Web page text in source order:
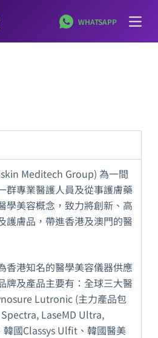
WHATSAPP
Meditech Group) 為一間
群專業醫護人員及從事護膚藥
學美容概念，致力將創新、高
護膚品，帶進香港及澳門的醫
香港知名的醫學美容儀器供應
牌及產品主要有：全球三大醫
Lutronic (主力產品包
LaseMD Ultra,
國Classys Ulfit、韓國醫美